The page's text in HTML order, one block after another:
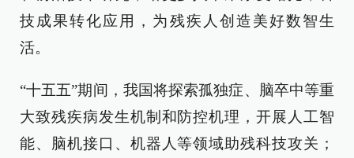
技成果转化应用，为残疾人创造美好数智生
活。
“十五五”期间，我国将探索孤独症、脑卒中等重
大致残疾病发生机制和防控机理，开展人工智
能、脑机接口、机器人等领域助残科技攻关；